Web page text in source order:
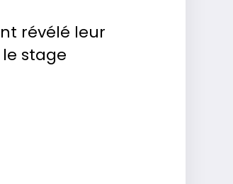
révélé leur
stage